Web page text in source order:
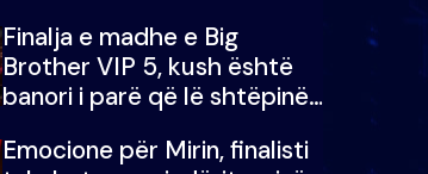
Finalja e madhe e Big
Brother VIP 5, kush është
banori i parë që lë shtëpinë
fituar çmimin e madh
Emocione për Mirin, finalisti